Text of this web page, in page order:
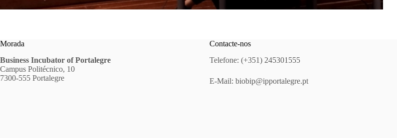
Morada
Business Incubator of Portalegre
Campus Politécnico, 10
7300-555 Portalegre
Contacte-nos
Telefone: (+351) 245301555
E-Mail: biobip@ipportalegre.pt